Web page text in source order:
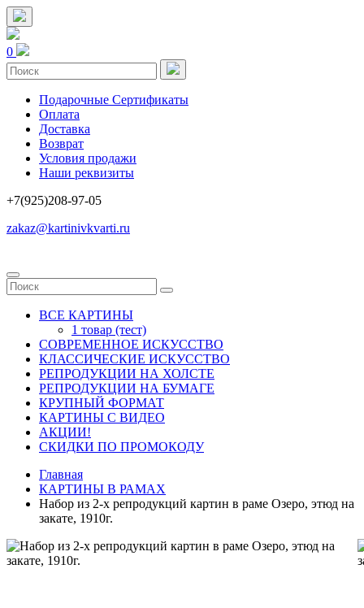
0
Подарочные Сертификаты
Оплата
Доставка
Возврат
Условия продажи
Наши реквизиты
+7(925)208-97-05
zakaz@kartinivkvarti.ru
ВСЕ КАРТИНЫ
1 товар (тест)
СОВРЕМЕННОЕ ИСКУССТВО
КЛАССИЧЕСКИЕ ИСКУССТВО
РЕПРОДУКЦИИ НА ХОЛСТЕ
РЕПРОДУКЦИИ НА БУМАГЕ
КРУПНЫЙ ФОРМАТ
КАРТИНЫ С ВИДЕО
АКЦИИ!
СКИДКИ ПО ПРОМОКОДУ
Главная
КАРТИНЫ В РАМАХ
Набор из 2-х репродукций картин в раме Озеро, этюд на
закате, 1910г.